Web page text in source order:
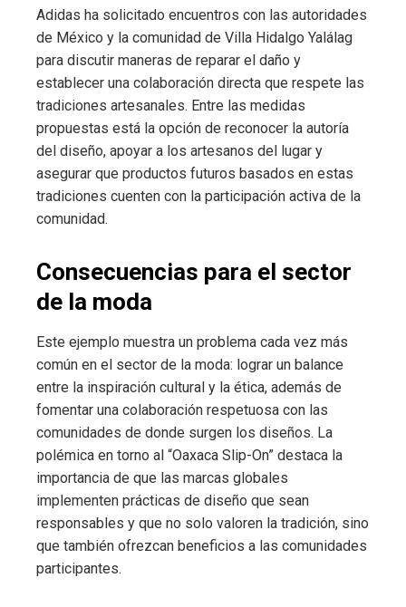
Adidas ha solicitado encuentros con las autoridades
de México y la comunidad de Villa Hidalgo Yalálag
para discutir maneras de reparar el daño y
establecer una colaboración directa que respete las
tradiciones artesanales. Entre las medidas
propuestas está la opción de reconocer la autoría
del diseño, apoyar a los artesanos del lugar y
asegurar que productos futuros basados en estas
tradiciones cuenten con la participación activa de la
comunidad.
Consecuencias para el sector
de la moda
Este ejemplo muestra un problema cada vez más
común en el sector de la moda: lograr un balance
entre la inspiración cultural y la ética, además de
fomentar una colaboración respetuosa con las
comunidades de donde surgen los diseños. La
polémica en torno al “Oaxaca Slip-On” destaca la
importancia de que las marcas globales
implementen prácticas de diseño que sean
responsables y que no solo valoren la tradición, sino
que también ofrezcan beneficios a las comunidades
participantes.